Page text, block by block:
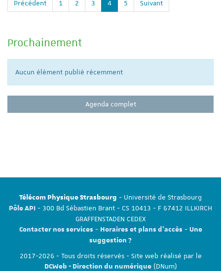
Précédent 1 2 3 4 5 Suivant
Prochainement
Aucun élément publié récemment
Agenda complet
Télécom Physique Strasbourg - Université de Strasbourg
Pôle API - 300 Bd Sébastien Brant - CS 10413 - F 67412 ILLKIRCH
GRAFFENSTADEN CEDEX
Contacter nos services - Horaires et plans d'accès - Une
suggestion ?
2017-2026 - Tous droits réservés - Site web réalisé par le
DCWeb - Direction du numérique(DNum)